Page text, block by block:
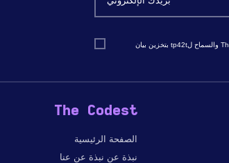
أوافق على تلقي مراسلات التسويق والمبيعات من The Codest والسماح لtp42t بتخزين بيان
The Codest
الصفحة الرئيسية
نبذة عن نبذة عن عنا